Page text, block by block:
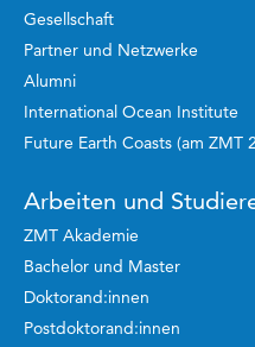
Gesellschaft
Partner und Netzwerke
Alumni
International Ocean Institute
Future Earth Coasts (am ZMT
Arbeiten und
ZMT Akademie
Bachelor und Master
Doktorand:innen
Postdoktorand:innen